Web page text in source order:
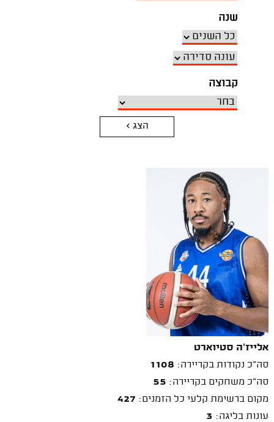
שנה
קבוצה
הצג >
אלייז'ה סטיוארט
סה"כ נקודות בקריירה: 1108
סה"כ משחקים בקריירה: 55
מקום ברשימת קלעי כל הזמנים: 427
עונות בליגה: 3